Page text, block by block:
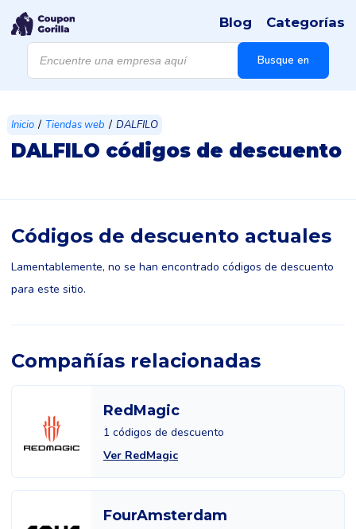
Búsqueda
productos
Busque en
Blog Categorías
Inicio / Tiendas web / DALFILO
DALFILO códigos de descuento
Códigos de descuento actuales
Lamentablemente, no se han encontrado códigos de descuento
para este sitio.
Compañías relacionadas
RedMagic
1 códigos de descuento
Ver RedMagic
FourAmsterdam